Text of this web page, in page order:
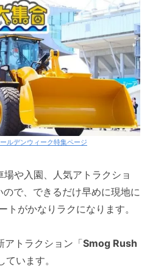
ルデンウィーク特集ページ
や入園、人気アトラクショ
で、できるだけ早めに現地に
トがかなりラクになります。
トラクション「Smog Rush
ています。